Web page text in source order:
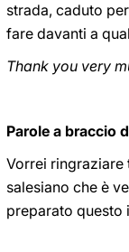
strada, caduto
fare davanti a
Thank you very
Parole a braccio
Vorrei ringraziare
salesiano che è
preparato questo